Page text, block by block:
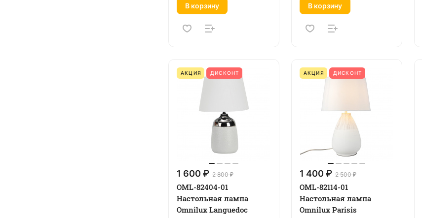
В корзину В корзину
АКЦИЯ ДИСКОНТ
1 600 ₽ 2 800 ₽
OML-82404-01
Настольная лампа
Omnilux Languedoc
АКЦИЯ ДИСКОНТ
1 400 ₽ 2 500 ₽
OML-82114-01
Настольная лампа
Omnilux Parisis